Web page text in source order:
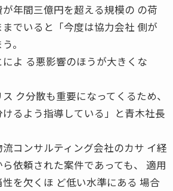
年間三億円を超える規模の の荷
でいると「今度は協力会社 側が
。
よ る悪影響のほうが大きくな
ク分散も重要になってくるため、
るよう指導している」と青木社長
コンサルティング会社のカサ イ経
依頼された案件であっても、 適用
を欠くほ ど低い水準にある 場合